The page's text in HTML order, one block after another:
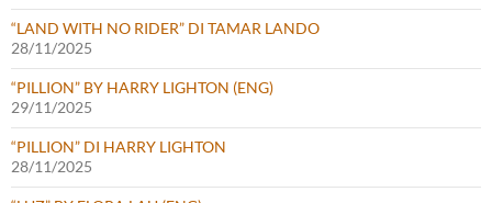
“LAND WITH NO RIDER” DI TAMAR LANDO
28/11/2025
“PILLION” BY HARRY LIGHTON (ENG)
29/11/2025
“PILLION” DI HARRY LIGHTON
28/11/2025